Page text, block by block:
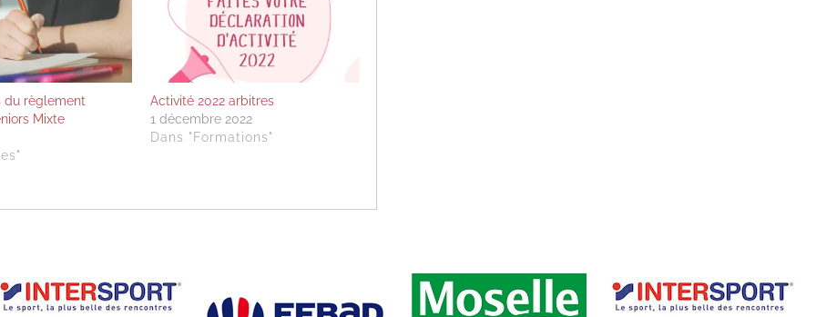
du règlement
Mixte
Activité 2022 arbitres
1 décembre 2022
Dans "Formations"